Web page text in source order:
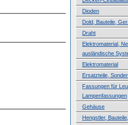
Dioden
Dold, Bauteile,
Draht
Elektromaterial,
ausländische
Elektromaterial
Ersatzteile,
Fassungen für
Lampenfassungen
Gehäuse
Hengstler,